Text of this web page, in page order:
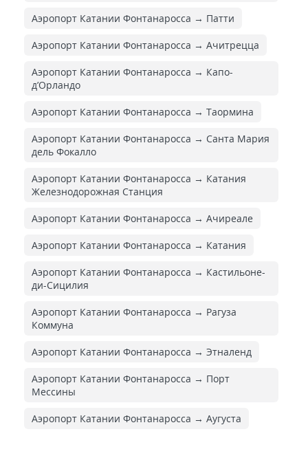
Аэропорт Катании Фонтанаросса → Патти
Аэропорт Катании Фонтанаросса → Ачитрецца
Аэропорт Катании Фонтанаросса → Капо-
д’Орландо
Аэропорт Катании Фонтанаросса → Таормина
Аэропорт Катании Фонтанаросса → Санта Мария
дель Фокалло
Аэропорт Катании Фонтанаросса → Катания
Железнодорожная Cтанция
Аэропорт Катании Фонтанаросса → Ачиреале
Аэропорт Катании Фонтанаросса → Катания
Аэропорт Катании Фонтанаросса → Кастильоне-
ди-Сицилия
Аэропорт Катании Фонтанаросса → Рагуза
Коммуна
Аэропорт Катании Фонтанаросса → Этналенд
Аэропорт Катании Фонтанаросса → Порт
Мессины
Аэропорт Катании Фонтанаросса → Аугуста